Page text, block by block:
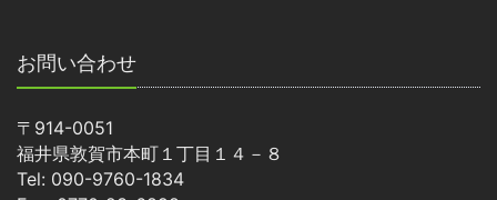
お問い合わせ
〒914-0051
福井県敦賀市本町１丁目１４－８
Tel: 090-9760-1834